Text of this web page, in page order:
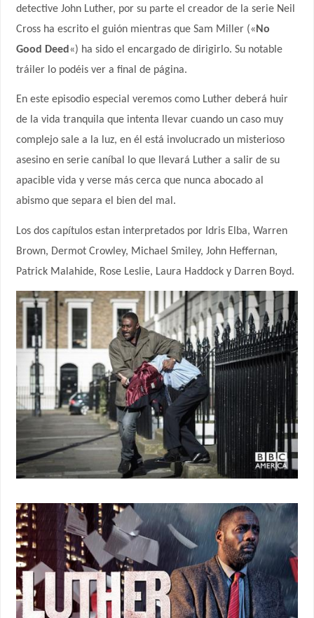
detective John Luther, por su parte el creador de la serie Neil
Cross ha escrito el guión mientras que Sam Miller («No
Good Deed «) ha sido el encargado de dirigirlo. Su notable
tráiler lo podéis ver a final de página.
En este episodio especial veremos como Luther deberá huir
de la vida tranquila que intenta llevar cuando un caso muy
complejo sale a la luz, en él está involucrado un misterioso
asesino en serie caníbal lo que llevará Luther a salir de su
apacible vida y verse más cerca que nunca abocado al
abismo que separa el bien del mal.
Los dos capítulos estan interpretados por Idris Elba, Warren
Brown, Dermot Crowley, Michael Smiley, John Heffernan,
Patrick Malahide, Rose Leslie, Laura Haddock y Darren Boyd.